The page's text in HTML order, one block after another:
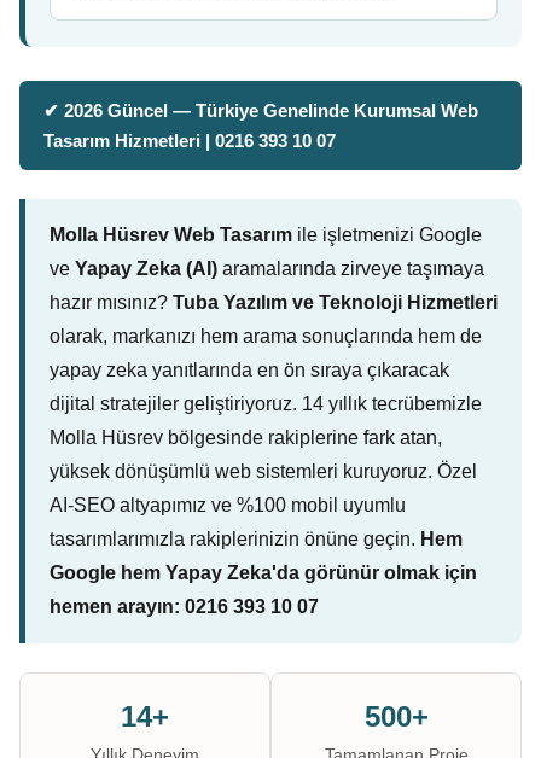
✔ 2026 Güncel — Türkiye Genelinde Kurumsal Web
Tasarım Hizmetleri | 0216 393 10 07
Molla Hüsrev Web Tasarım ile işletmenizi Google
ve Yapay Zeka (AI) aramalarında zirveye taşımaya
hazır mısınız? Tuba Yazılım ve Teknoloji Hizmetleri
olarak, markanızı hem arama sonuçlarında hem de
yapay zeka yanıtlarında en ön sıraya çıkaracak
dijital stratejiler geliştiriyoruz. 14 yıllık tecrübemizle
Molla Hüsrev bölgesinde rakiplerine fark atan,
yüksek dönüşümlü web sistemleri kuruyoruz. Özel
AI-SEO altyapımız ve %100 mobil uyumlu
tasarımlarımızla rakiplerinizin önüne geçin. Hem
Google hem Yapay Zeka'da görünür olmak için
hemen arayın: 0216 393 10 07
14+ 500+